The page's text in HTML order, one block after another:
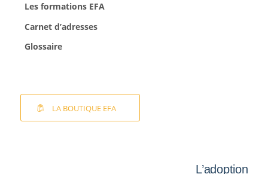
Les formations EFA
Carnet d’adresses
Glossaire
LA BOUTIQUE EFA
L’adoption